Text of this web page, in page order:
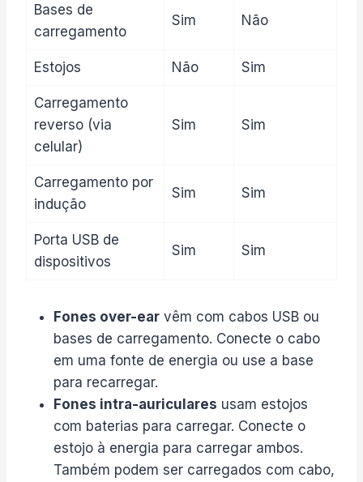
Bases de
carregamento
Sim Não
Estojos Não Sim
Carregamento
reverso (via
celular)
Sim Sim
Carregamento por
indução
Sim Sim
Porta USB de
dispositivos
Sim Sim
Fones over-ear vêm com cabos USB ou
bases de carregamento. Conecte o cabo
em uma fonte de energia ou use a base
para recarregar.
Fones intra-auriculares usam estojos
com baterias para carregar. Conecte o
estojo à energia para carregar ambos.
Também podem ser carregados com cabo,